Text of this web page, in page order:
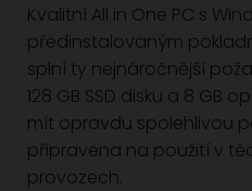
Kvalitní All in One PC s
předinstalovaným
splní ty nejnáročnější
128 GB SSD disku a 8 GB
mít opravdu spolehlivou
připravena na použití v
provozech.